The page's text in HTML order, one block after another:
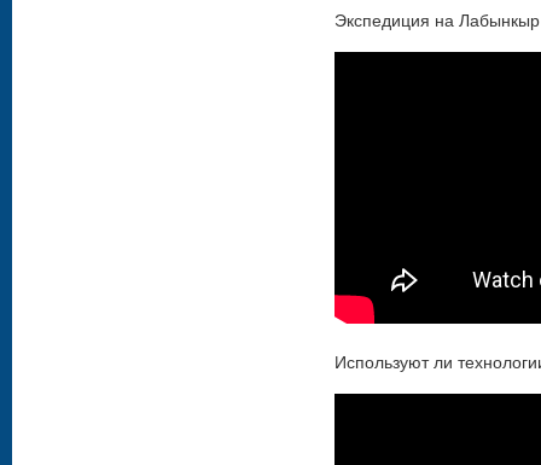
Экспедиция на Лабынкыр
Используют ли